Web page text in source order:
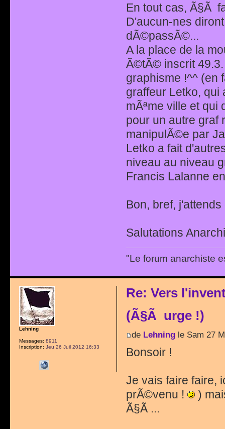
En tout cas, Ã§Ã
D'aucun-nes
dÃ©passÃ©...
A la place de la
Ã©tÃ© inscrit
graphisme !^^ (en
graffeur Letko,
mÃªme ville et qui
pour un autre graf
manipulÃ©e par
Letko a fait
niveau au niveau
Francis Lalanne
Bon, bref,
Salutations
"Le forum anarchiste
Re: Vers
(Ã§Ã urge !)
de Lehningle Sam 27
Bonsoir !
Je vais faire faire,
prÃ©venu !
)
Ã§Ã ...
Lehning
Messages: 8911
Inscription: Jeu 26 Juil 2012 16:33